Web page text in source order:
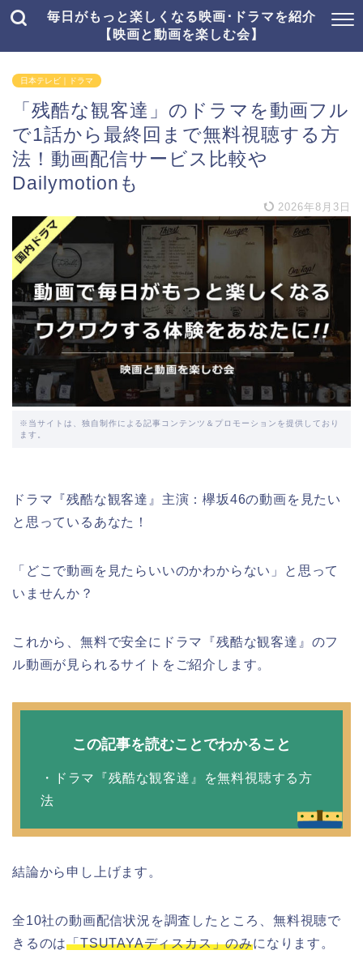
毎日がもっと楽しくなる映画･ドラマを紹介
【映画と動画を楽しむ会】
日本テレビ｜ドラマ
「残酷な観客達」のドラマを動画フル
で1話から最終回まで無料視聴する方
法！動画配信サービス比較や
Dailymotionも
2026年8月3日
※当サイトは、独自制作による記事コンテンツ＆プロモーションを提供しており
ます。
ドラマ『残酷な観客達』主演：欅坂46の動画を見たい
と思っているあなた！
「どこで動画を見たらいいのかわからない」と思って
いませんか？
これから、無料で安全にドラマ『残酷な観客達』のフ
ル動画が見られるサイトをご紹介します。
この記事を読むことでわかること
・ドラマ『残酷な観客達』を無料視聴する方
法
結論から申し上げます。
全10社の動画配信状況を調査したところ、無料視聴で
きるのは「TSUTAYAディスカス」のみになります。